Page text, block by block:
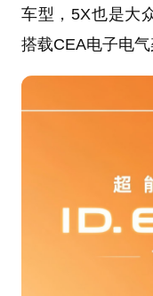
车型，5X也是大
搭载CEA电子电气